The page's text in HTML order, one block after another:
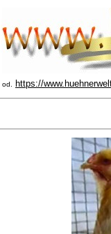
od. https://